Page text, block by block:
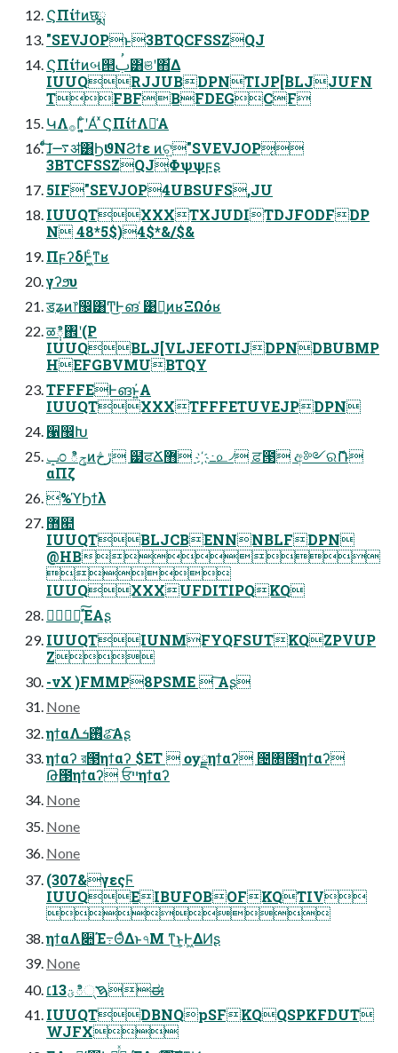
ϚΠίϯͷछྨ
"SEVJOPͱ3BTQCFSSZQJ
ϚΠίϯͷબ୒ࢶ͸ଞʹ΋͋Δ
IUUQRJJUBDPNTIJP[BLJJUFN
TFBFBFDEGCF
ԿΛ࡞Γ͍͔ͨʹΑͬ ͯϚΠίϯΛม͑Α͏
ͨͩ͠ɺ࠷ॳ͸ϦϑΝϨϯε ͷଟ͍"SVEVJOP͔
3BTCFSSZQJ͕Φψψϝʂ
5IF"SEVJOP4UBSUFS,JU
IUUQTXXXTXJUDITDJFODFDP
N 48*5$)4$*&/$&
ΠϝʔδͰ͖͔ͨͳʁ
γʔϧυ
ॾʑͷ෦඼͸Ͳ͜Ͱങ ͑͹ྑ͍ͷʁΞΩόʁ
ळ݄ి঎ʹ(P
IUUQBLJ[VLJEFOTIJDPNDBUBMP
HEFGBVMUBTQY
TFFFEͰങ͏ͱ͍҆Α
IUUQTXXXTFFFETUVEJPDPN
੡඼Խ
ݒ೦ ిݯͷڙڅ ๷ਫՃ޻ ҉߸௨৴ ਫ਼౓ අ༻ରޮՌ
αΠζ
%ϓϦϯλ
޻๪
IUUQTBLJCBENNNBLFDPN
@HB

IUUQXXXUFDITIPQKQ
ಈ͔ͯ͠ΈΑʂ
IUUQTIUNMFYQFSUTKQZPVUP
Z
-νΧ )FMMP8PSME  ͠Α͏ʂ
None
ηϯαΛ࢖ͬͯܭଌ͠Α͏ʂ
ηϯαʔ র౓ηϯαʔ $ET  ѹྗηϯαʔ ౔৕࣪౓ηϯαʔ
Թ౓ηϯαʔ ਓײηϯαʔ
None
None
None
(307&γεςϜ
IUUQEIBUFOBOFKQTIV

ηϯαΛ૊Έ߹ΘͤΔͱ৭Μ ͳ͜ͱ͕Ͱ͖ΔͶʂ
None
ࠇ୍ిؾ13׆ಈ
IUUQTDBNQpSFKQQSPKFDUT
WJFX